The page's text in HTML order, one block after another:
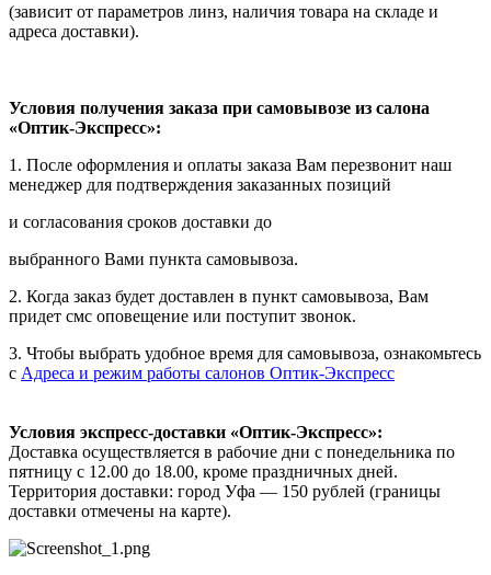
(зависит от параметров линз, наличия товара на складе и
адреса доставки).
Условия получения заказа при самовывозе из салона
«Оптик-Экспресс»:
1. После оформления и оплаты заказа Вам перезвонит наш
менеджер для подтверждения заказанных позиций
и согласования сроков доставки до
выбранного Вами пункта самовывоза.
2. Когда заказ будет доставлен в пункт самовывоза, Вам
придет смс оповещение или поступит звонок.
3. Чтобы выбрать удобное время для самовывоза, ознакомьтесь
с Адреса и режим работы салонов Оптик-Экспресс
Условия экспресс-доставки «Оптик-Экспресс»:
Доставка осуществляется в рабочие дни с понедельника по
пятницу с 12.00 до 18.00, кроме праздничных дней.
Территория доставки: город Уфа — 150 рублей (границы
доставки отмечены на карте).